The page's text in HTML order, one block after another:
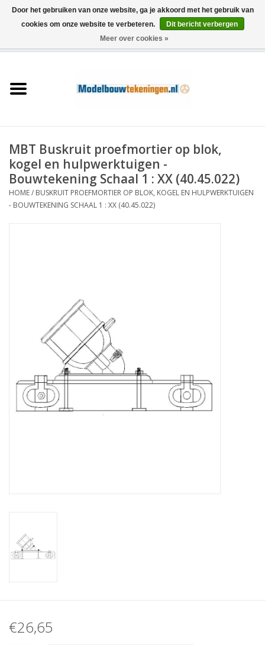
Schepen
Houtbouw
Scenery
Nieuwe tekeningen
NIEUWE TIJDSCHRIFTEN
ABONNEMENT DE
MODELBOUWER
MBT Buskruit proefmortier op blok,
kogel en hulpwerktuigen -
Bouwtekening Schaal 1 : XX (40.45.022)
HOME/ BUSKRUIT PROEFMORTIER OP BLOK, KOGEL EN HULPWERKTUIGEN
- BOUWTEKENING SCHAAL 1 : XX (40.45.022)
€26,65
Door het gebruiken van onze website, ga je akkoord met het gebruik van
cookies om onze website te verbeteren.
Dit bericht verbergen
Meer over cookies »